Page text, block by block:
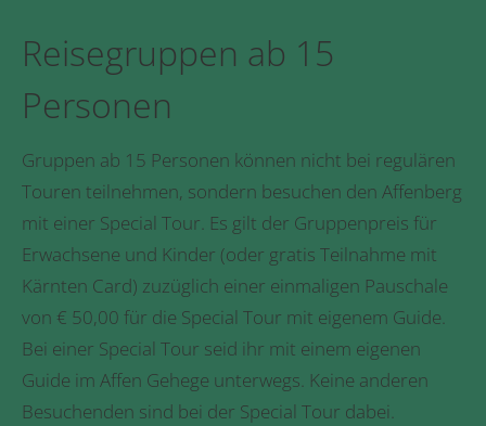
Reisegruppen ab 15
Personen
Gruppen ab 15 Personen können nicht bei regulären
Touren teilnehmen, sondern besuchen den Affenberg
mit einer Special Tour. Es gilt der Gruppenpreis für
Erwachsene und Kinder (oder gratis Teilnahme mit
Kärnten Card) zuzüglich einer einmaligen Pauschale
von € 50,00 für die Special Tour mit eigenem Guide.
Bei einer Special Tour seid ihr mit einem eigenen
Guide im Affen Gehege unterwegs. Keine anderen
Besuchenden sind bei der Special Tour dabei.